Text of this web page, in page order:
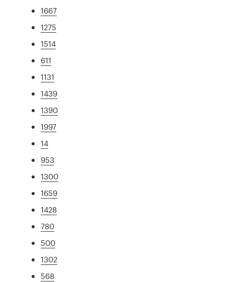
1667
1275
1514
611
1131
1439
1390
1997
14
953
1300
1659
1428
780
500
1302
568